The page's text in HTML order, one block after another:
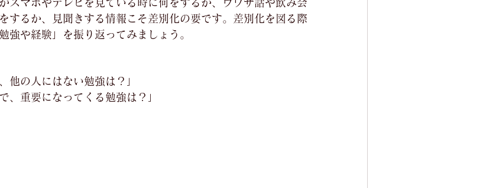
スマホやテレビを見ている時に何をするか、ウワサ話や飲み会
するか、見聞きする情報こそ差別化の要です。差別化を図る際
強や経験」を振り返ってみましょう。
他の人にはない勉強は？」
、重要になってくる勉強は？」